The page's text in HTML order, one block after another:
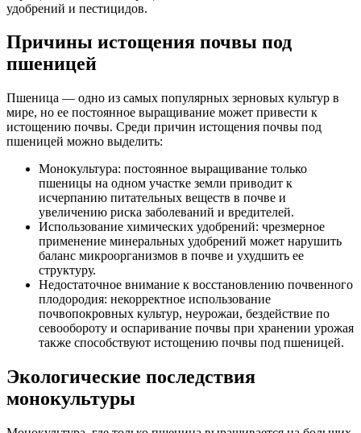
удобрений и пестицидов.
Причины истощения почвы под
пшеницей
Пшеница — одно из самых популярных зерновых культур в
мире, но ее постоянное выращивание может привести к
истощению почвы. Среди причин истощения почвы под
пшеницей можно выделить:
Монокультура: постоянное выращивание только
пшеницы на одном участке земли приводит к
исчерпанию питательных веществ в почве и
увеличению риска заболеваний и вредителей.
Использование химических удобрений: чрезмерное
применение минеральных удобрений может нарушить
баланс микроорганизмов в почве и ухудшить ее
структуру.
Недостаточное внимание к восстановлению почвенного
плодородия: некорректное использование
почвопокровных культур, неурожаи, бездействие по
севообороту и оспаривание почвы при хранении урожая
также способствуют истощению почвы под пшеницей.
Экологические последствия
монокультуры